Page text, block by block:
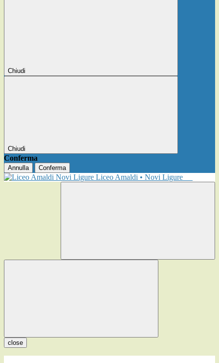
Chiudi
Chiudi
Conferma
Annulla Conferma
Liceo Amaldi • Novi Ligure
close